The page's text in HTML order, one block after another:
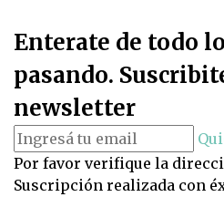
Enterate de todo
pasando.
newsletter
Por favor verifique la
Suscripción realizada con